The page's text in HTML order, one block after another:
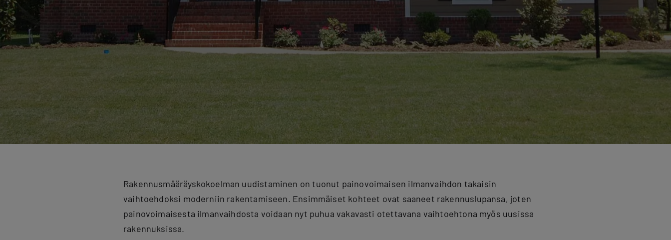
Rakennusmääräyskokoelman uudistaminen on tuonut painovoimaisen ilmanvaihdon takaisin
vaihtoehdoksi moderniin rakentamiseen. Ensimmäiset kohteet ovat saaneet rakennuslupansa, joten
painovoimaisesta ilmanvaihdosta voidaan nyt puhua vakavasti otettavana vaihtoehtona myös uusissa
rakennuksissa.